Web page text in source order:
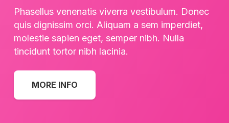
Phasellus venenatis viverra vestibulum. Donec
quis dignissim orci. Aliquam a sem imperdiet,
molestie sapien eget, semper nibh. Nulla
tincidunt tortor nibh lacinia.
MORE INFO